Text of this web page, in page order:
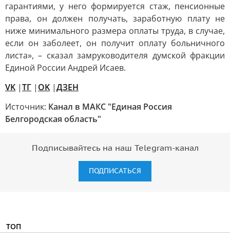
гарантиями, у него формируется стаж, пенсионные
права, он должен получать, заработную плату не
ниже минимального размера оплаты труда, в случае,
если он заболеет, он получит оплату больничного
листа», – сказал замруководителя думской фракции
Единой России Андрей Исаев.
VK |ТГ | OK |ДЗЕН
Источник: Канал в МАКС "Единая Россия
Белгородская область"
Подписывайтесь на наш Telegram-канал
ПОДПИСАТЬСЯ
ТОП